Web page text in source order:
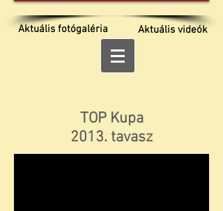
Aktuális fotógaléria Aktuális videók
TOP Kupa
2013. tavasz